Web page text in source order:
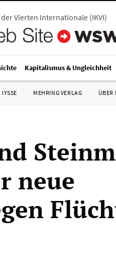
Vierten Internationale(IKVI)
Kapitalismus & Ungleichheit
IYSSE MEHRING VERLAG ÜBER
neue